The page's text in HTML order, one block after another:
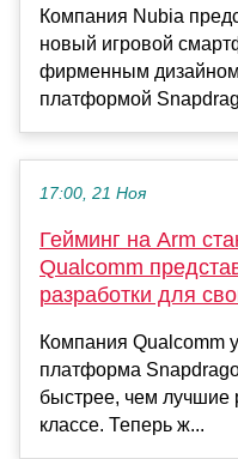
Компания Nubia
новый игровой
фирменным дизайном
платформой
17:00, 21 Ноя
Гейминг на Arm
Qualcomm
разработки для
Компания Qualcomm
платформа
быстрее, чем лучшие
классе. Теперь ж...